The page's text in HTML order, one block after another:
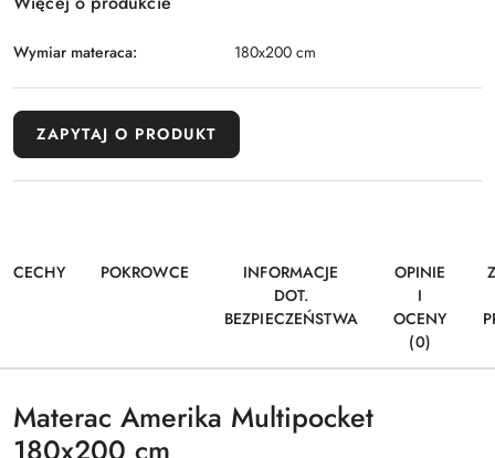
Wymiar materaca: 180x200 cm
ZAPYTAJ O PRODUKT
CECHY POKROWCE
INFORMACJE
DOT.
BEZPIECZEŃSTWA
OPINIE
I
OCENY
(0)
Materac Amerika Multipocket